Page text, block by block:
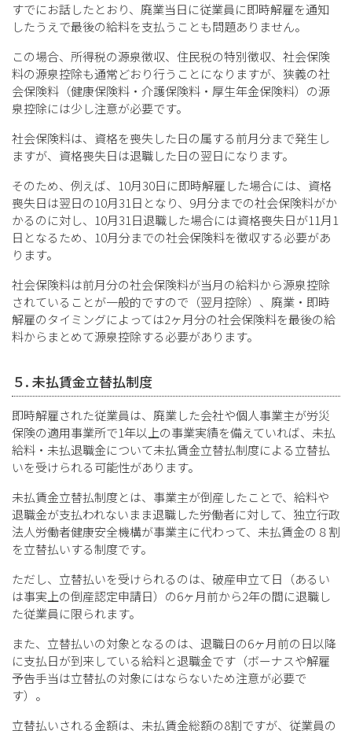
すでにお話したとおり、廃業当日に従業員に即時解雇を通知
したうえで最後の給料を支払うことも問題ありません。
この場合、所得税の源泉徴収、住民税の特別徴収、社会保険
料の源泉控除も通常どおり行うことになりますが、狭義の社
会保険料（健康保険料・介護保険料・厚生年金保険料）の源
泉控除には少し注意が必要です。
社会保険料は、資格を喪失した日の属する前月分まで発生し
ますが、資格喪失日は退職した日の翌日になります。
そのため、例えば、10月30日に即時解雇した場合には、資格
喪失日は翌日の10月31日となり、9月分までの社会保険料がか
かるのに対し、10月31日退職した場合には資格喪失日が11月1
日となるため、10月分までの社会保険料を徴収する必要があ
ります。
​社会保険料は前月分の社会保険料が当月の給料から源泉控除
されていることが一般的ですので（翌月控除）、廃業・即時
解雇のタイミングによっては2ヶ月分の社会保険料を最後の給
料からまとめて源泉控除する必要があります。
５. 未払賃金立替払制度
即時解雇された従業員は、廃業した会社や個人事業主が労災
保険の適用事業所で1年以上の事業実績を備えていれば、未払
給料・未払退職金について未払賃金立替払制度による立替払
いを受けられる可能性があります。
未払賃金立替払制度とは、事業主が倒産したことで、給料や
退職金が支払われないまま退職した労働者に対して、独立行政
法人労働者健康安全機構が事業主に代わって、未払賃金の８割
を立替払いする制度です。
ただし、立替払いを受けられるのは、破産申立て日（あるい
は事実上の倒産認定申請日）の6ヶ月前から2年の間に退職し
た従業員に限られます。
また、立替払いの対象となるのは、退職日の6ヶ月前の日以降
に支払日が到来している給料と退職金です（ボーナスや解雇
予告手当は立替払の対象にはならないため注意が必要で
す）。
立替払いされる金額は、未払賃金総額の8割ですが、従業員の